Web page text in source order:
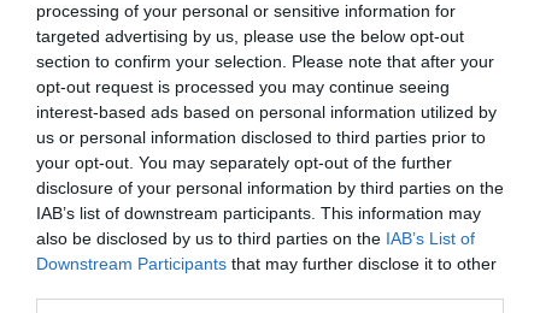
processing of your personal or sensitive information for
targeted advertising by us, please use the below opt-out
section to confirm your selection. Please note that after your
opt-out request is processed you may continue seeing
interest-based ads based on personal information utilized by
us or personal information disclosed to third parties prior to
your opt-out. You may separately opt-out of the further
disclosure of your personal information by third parties on the
IAB’s list of downstream participants. This information may
also be disclosed by us to third parties on the IAB’s List of
Downstream Participants that may further disclose it to other
Διαβάστε όλες τις ειδήσεις για την Εύβοια
Διαβάστε όλες τιςτελευταίες ειδήσειςγια την
Ελλάδακαι τον Κόσμοστοevima.gr
TAGS: ΝΕΡΟ ΝΟΒΑΚ ΤΖΟΚΟΒΙΤΣ ΤΕΝΙΣ
ΡΟΗ ΕΙΔΗΣΕΩΝ
Άνδρας απειλούσε να πέσει από
το μπαλκόνι